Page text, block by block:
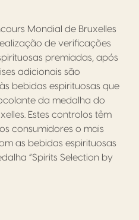
Mondial de Bruxelles
de verificações
premiadas, após
adicionais são
bebidas espirituosas que
da medalha do
Estes controlos têm
consumidores o mais
as bebidas espirituosas
“Spirits Selection by